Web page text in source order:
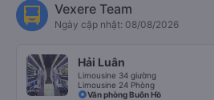
Vexere Team
Ngày cập nhật: 08/08/2026
Hải Luân
Limousine 34 giường
Limousine 24 Phòng
Văn phòng Buôn Hồ